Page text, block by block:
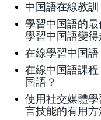
中国語在線教
學習中国語的最
學習中国語變
在線學習中国
在線中国語課
国語？
使用社交媒體
言技能的有用方